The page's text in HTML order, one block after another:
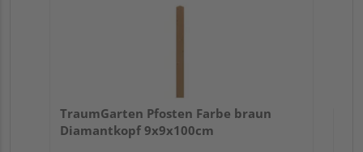
TraumGarten Pfosten Farbe braun
Diamantkopf 9x9x100cm